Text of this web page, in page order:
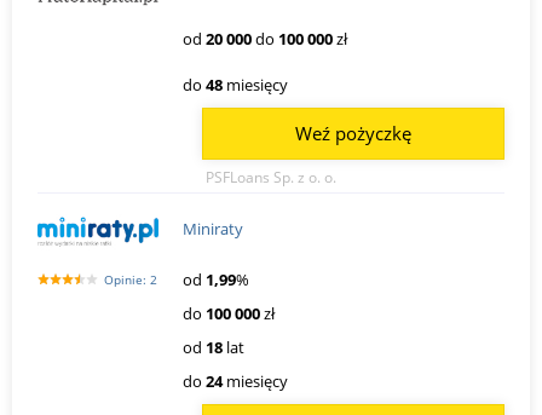
od 20 000do 100 000zł
do 48 miesięcy
PSFLoans Sp. z o. o.
Weź pożyczkę
Opinie: 2
Miniraty
od 1,99%
do 100 000zł
od 18 lat
do 24miesięcy